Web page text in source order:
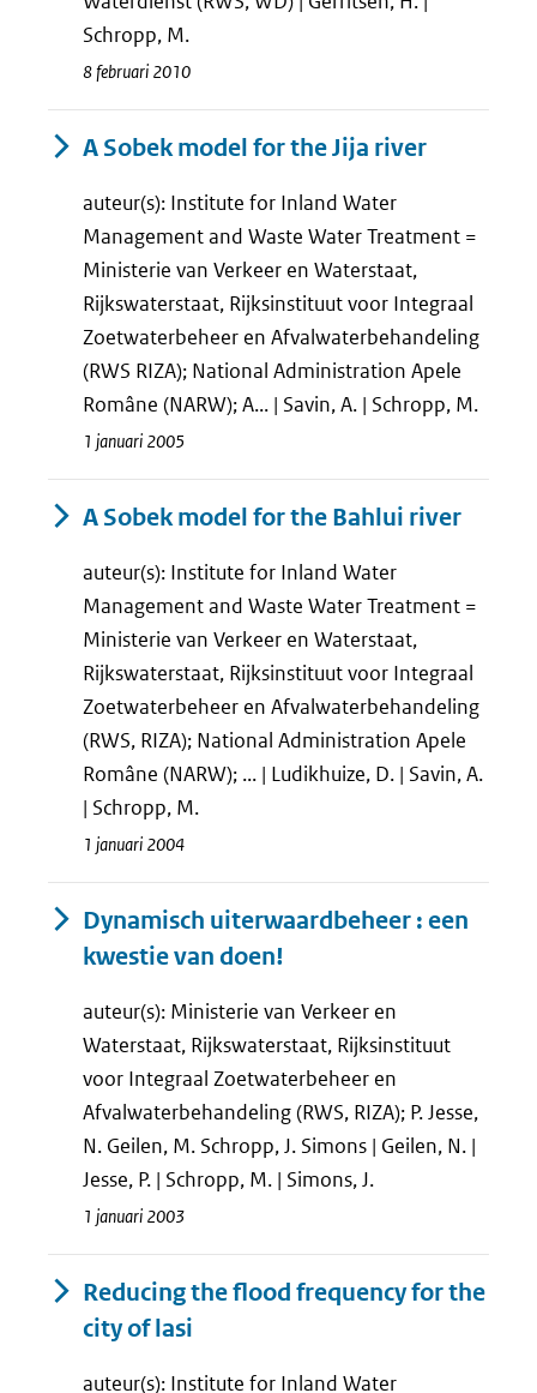
Schropp, M.
8 februari 2010
A Sobek model for the Jija river
auteur(s): Institute for Inland Water
Management and Waste Water Treatment =
Ministerie van Verkeer en Waterstaat,
Rijkswaterstaat, Rijksinstituut voor Integraal
Zoetwaterbeheer en Afvalwaterbehandeling
(RWS RIZA); National Administration Apele
Române (NARW); A... | Savin, A. | Schropp, M.
1 januari 2005
A Sobek model for the Bahlui river
auteur(s): Institute for Inland Water
Management and Waste Water Treatment =
Ministerie van Verkeer en Waterstaat,
Rijkswaterstaat, Rijksinstituut voor Integraal
Zoetwaterbeheer en Afvalwaterbehandeling
(RWS, RIZA); National Administration Apele
Române (NARW); ... | Ludikhuize, D. | Savin, A.
| Schropp, M.
1 januari 2004
Dynamisch uiterwaardbeheer : een
kwestie van doen!
auteur(s): Ministerie van Verkeer en
Waterstaat, Rijkswaterstaat, Rijksinstituut
voor Integraal Zoetwaterbeheer en
Afvalwaterbehandeling (RWS, RIZA); P. Jesse,
N. Geilen, M. Schropp, J. Simons | Geilen, N. |
Jesse, P. | Schropp, M. | Simons, J.
1 januari 2003
Reducing the flood frequency for the
city of lasi
auteur(s): Institute for Inland Water